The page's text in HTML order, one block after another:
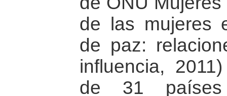
de las mujeres
de paz:
influencia,
de 31